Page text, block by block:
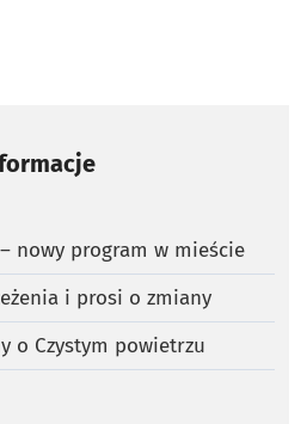
nowy program w mieście
i prosi o zmiany
o Czystym powietrzu